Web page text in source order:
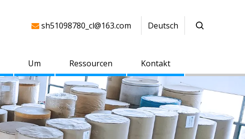
 sh51098780_cl@163.com Deutsch
Um Ressourcen Kontakt